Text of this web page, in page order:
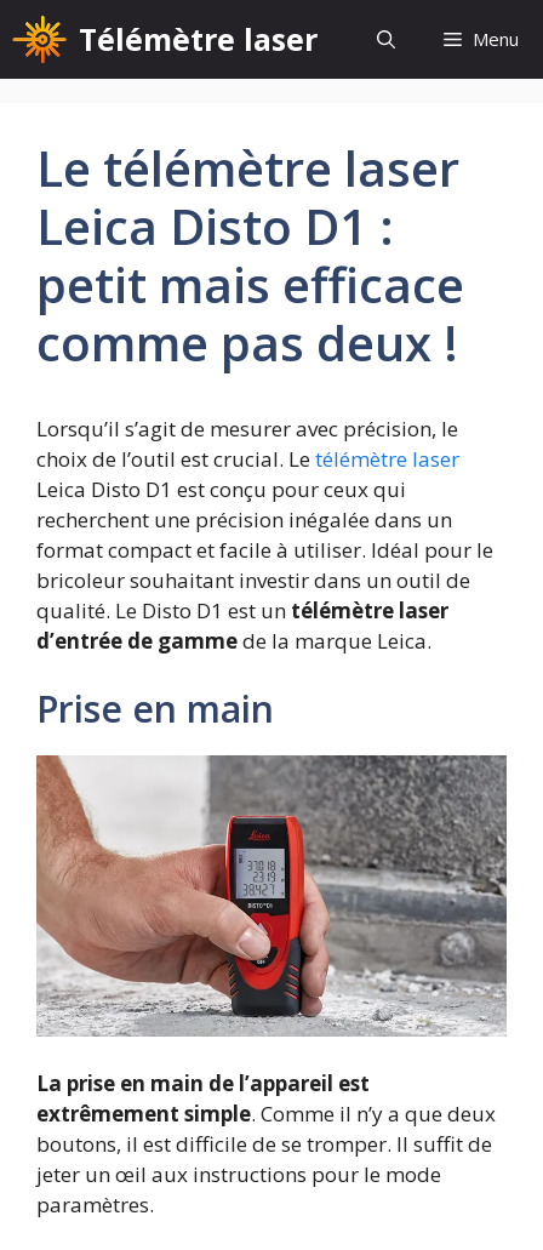
Aller
au
contenu
Télémètre laser Menu
Le télémètre laser
Leica Disto D1 :
petit mais efficace
comme pas deux !
Lorsqu’il s’agit de mesurer avec précision, le
choix de l’outil est crucial. Letélémètre laser
Leica Disto D1 est conçu pour ceux qui
recherchent une précision inégalée dans un
format compact et facile à utiliser. Idéal pour le
bricoleur souhaitant investir dans un outil de
qualité. Le Disto D1 est un télémètre laser
d’entrée de gammede la marque Leica.
Prise en main
La prise en main de l’appareil est
extrêmement simple. Comme il n’y a que deux
boutons, il est difficile de se tromper. Il suffit de
jeter un œil aux instructions pour le mode
paramètres.